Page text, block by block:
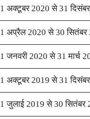
1 अक्टूबर 2020 से 31
1 अप्रैल 2020 से 30
1 जनवरी 2020 से 31 मार्च
1 अक्टूबर 2019 से 31
1 जुलाई 2019 से 30